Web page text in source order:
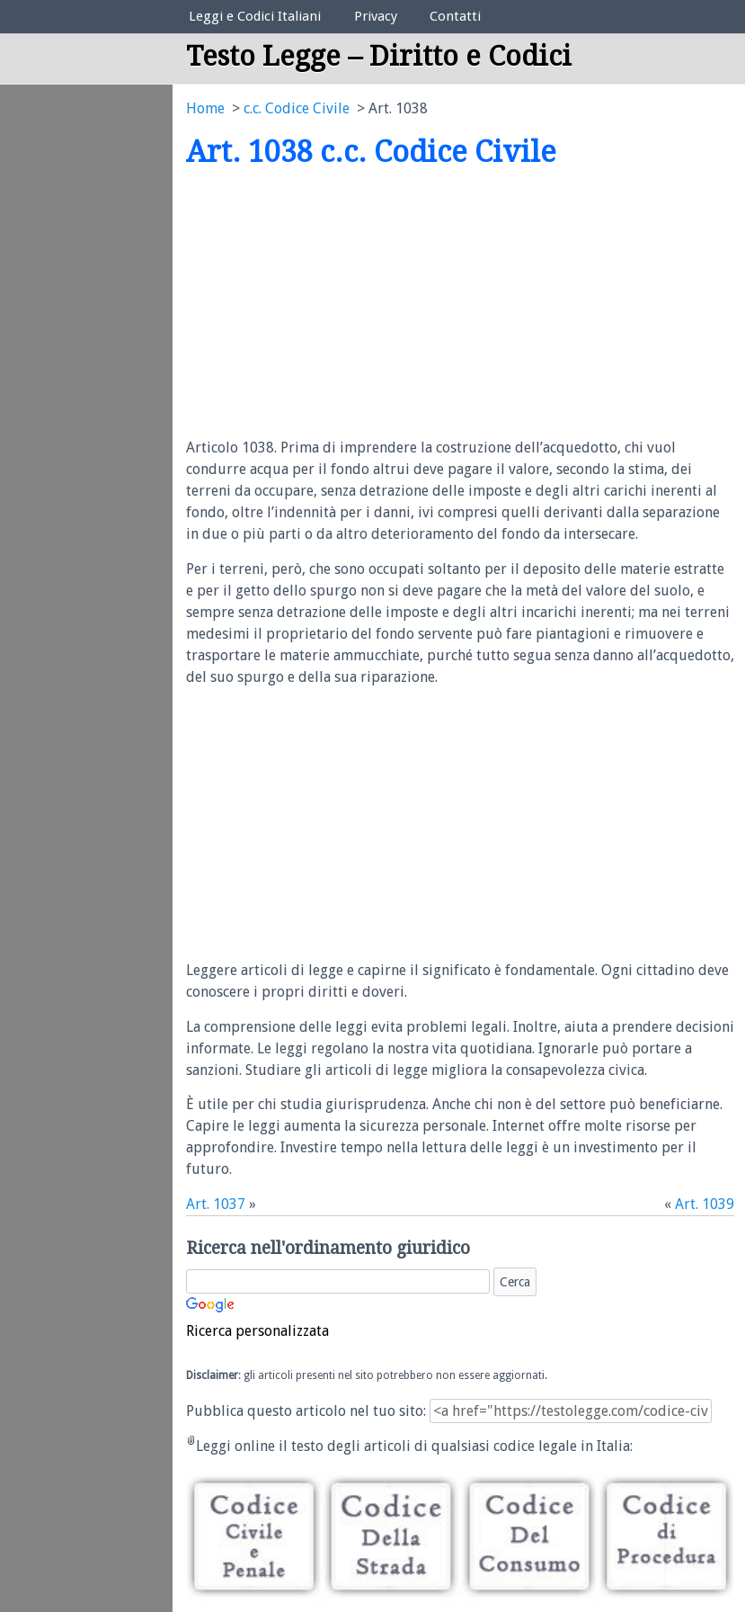
Elenco Codici Legali
Leggi e Codici Italiani Privacy Contatti
Testo Legge – Diritto e Codici
Home c.c. Codice Civile Art. 1038
Art. 1038 c.c. Codice Civile
Articolo 1038. Prima di imprendere la costruzione dell’acquedotto, chi vuol
condurre acqua per il fondo altrui deve pagare il valore, secondo la stima, dei
terreni da occupare, senza detrazione delle imposte e degli altri carichi inerenti al
fondo, oltre l’indennità per i danni, ivi compresi quelli derivanti dalla separazione
in due o più parti o da altro deterioramento del fondo da intersecare.
Per i terreni, però, che sono occupati soltanto per il deposito delle materie estratte
e per il getto dello spurgo non si deve pagare che la metà del valore del suolo, e
sempre senza detrazione delle imposte e degli altri incarichi inerenti; ma nei terreni
medesimi il proprietario del fondo servente può fare piantagioni e rimuovere e
trasportare le materie ammucchiate, purché tutto segua senza danno all’acquedotto,
del suo spurgo e della sua riparazione.
Leggere articoli di legge e capirne il significato è fondamentale. Ogni cittadino deve
conoscere i propri diritti e doveri.
La comprensione delle leggi evita problemi legali. Inoltre, aiuta a prendere decisioni
informate. Le leggi regolano la nostra vita quotidiana. Ignorarle può portare a
sanzioni. Studiare gli articoli di legge migliora la consapevolezza civica.
È utile per chi studia giurisprudenza. Anche chi non è del settore può beneficiarne.
Capire le leggi aumenta la sicurezza personale. Internet offre molte risorse per
approfondire. Investire tempo nella lettura delle leggi è un investimento per il
futuro.
Art. 1037 » « Art. 1039
Ricerca nell'ordinamento giuridico
Ricerca personalizzata
Disclaimer: gli articoli presenti nel sito potrebbero non essere aggiornati.
Pubblica questo articolo nel tuo sito:
Leggi online il testo degli articoli di qualsiasi codice legale in Italia: